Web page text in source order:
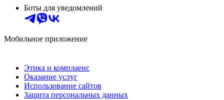
Боты для уведомлений
Мобильное приложение
Этика и комплаенс
Оказание услуг
Использование сайтов
Защита персональных данных